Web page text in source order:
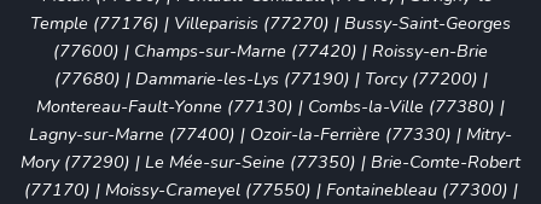
Temple (77176) | Villeparisis (77270) | Bussy-Saint-Georges
(77600) | Champs-sur-Marne (77420) | Roissy-en-Brie
(77680) | Dammarie-les-Lys (77190) | Torcy (77200) |
Montereau-Fault-Yonne (77130) | Combs-la-Ville (77380) |
Lagny-sur-Marne (77400) | Ozoir-la-Ferrière (77330) | Mitry-
Mory (77290) | Le Mée-sur-Seine (77350) | Brie-Comte-Robert
(77170) | Moissy-Crameyel (77550) | Fontainebleau (77300) |